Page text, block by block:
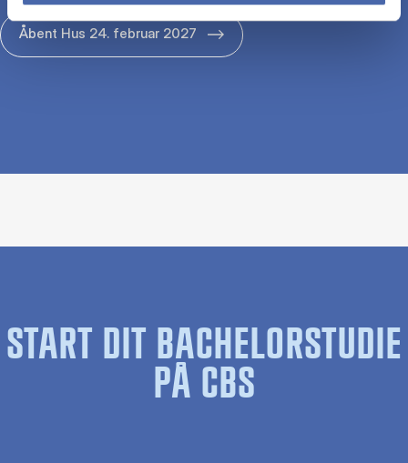
Åbent Hus 24. februar 2027
START DIT BACHELORSTUDIE
PÅ CBS